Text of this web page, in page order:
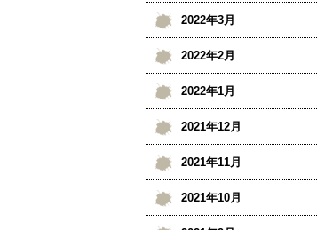
2022年3月
2022年2月
2022年1月
2021年12月
2021年11月
2021年10月